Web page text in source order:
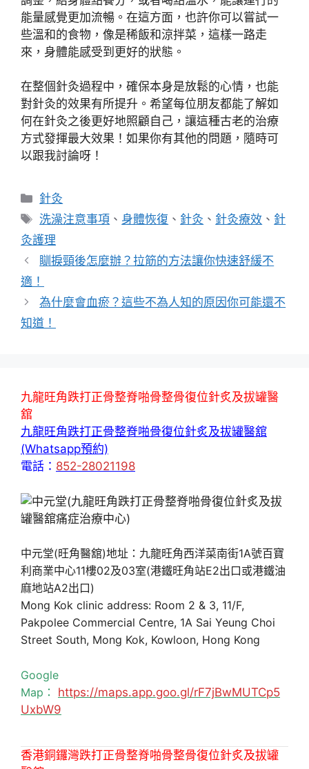
能量感覺更加流暢。在這方面，也許你可以嘗試一
些溫和的食物，像是稀飯和涼拌菜，這樣一路走
來，身體能感受到更好的狀態。
在整個針灸過程中，確保本身是放鬆的心情，也能
對針灸的效果有所提升。希望每位朋友都能了解如
何在針灸之後更好地照顧自己，讓這種古老的治療
方式發揮最大效果！如果你有其他的問題，隨時可
以跟我討論呀！
分
類
針灸
標
籤
洗澡注意事項 、 身體恢復 、 針灸 、 針灸療效 、 針
灸護理
瞓捩頸後怎麼辦？拉筋的方法讓你快速舒緩不
適！
為什麼會血瘀？這些不為人知的原因你可能還不
知道！
九龍旺角跌打正骨整脊啪骨整骨復位針炙及拔罐醫
舘
九龍旺角跌打正骨整脊啪骨復位針炙及拔罐醫舘
(Whatsapp預約)
電話： 852-28021198
中元堂(旺角醫舘)地址：九龍旺角西洋菜南街1A號百寶
利商業中心11樓02及03室(港鐵旺角站E2出口或港鐵油
麻地站A2出口)
Mong Kok clinic address: Room 2 & 3, 11/F,
Pakpolee Commercial Centre, 1A Sai Yeung Choi
Street South, Mong Kok, Kowloon, Hong Kong
Google
Map： https://maps.app.goo.gl/rF7jBwMUTCp5
UxbW9
香港銅鑼灣跌打正骨整脊啪骨整骨復位針炙及拔罐